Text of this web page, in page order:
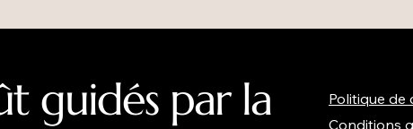
guidés par la
Politique de
Conditions